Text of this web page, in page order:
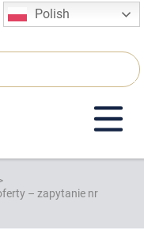
Polish
– zapytanie nr